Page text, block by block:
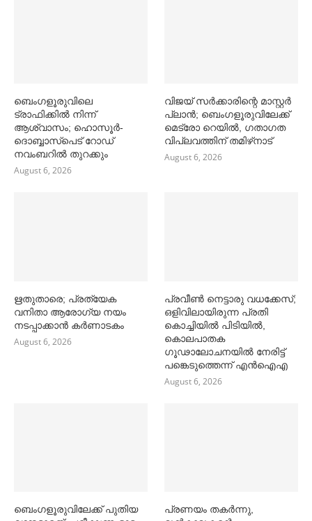
ബെംഗളൂരുവിലെ
ട്രാഫിക്കില്‍ നിന്ന്
ആശ്വാസം; ഹൊസൂര്‍-
ദൊബ്ബാസ്പെട് റോഡ്
നവംബറില്‍ തുറക്കും
August 6, 2026
വിജയ് സര്‍ക്കാരിന്റെ മാസ്റ്റര്‍
പ്ലാന്‍; ബെംഗളൂരുവിലേക്ക്
മെട്രോ റെയില്‍, ഗതാഗത
വിപ്ലവത്തിന് തമിഴ്‌നാട്
August 6, 2026
ഋതുതാരെ; പ്രത്യേക
വനിതാ ആരോഗ്യ നയം
നടപ്പാക്കാൻ കര്‍ണാടകം
August 6, 2026
പ്രവീൺ നെട്ടാരു വധക്കേസ്;
ഒളിവിലായിരുന്ന പ്രതി
കൊച്ചിയിൽ പിടിയിൽ,
കൊലപാതക
ഗൂഢാലോചനയിൽ നേരിട്ട്
പങ്കെടുത്തെന്ന് എൻഐഎ
August 6, 2026
ബെംഗളൂരുവിലേക്ക് പുതിയ
പ്രണയം തകര്‍ന്നു,